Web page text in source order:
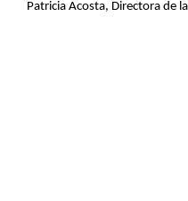
Patricia Acosta, Directora de